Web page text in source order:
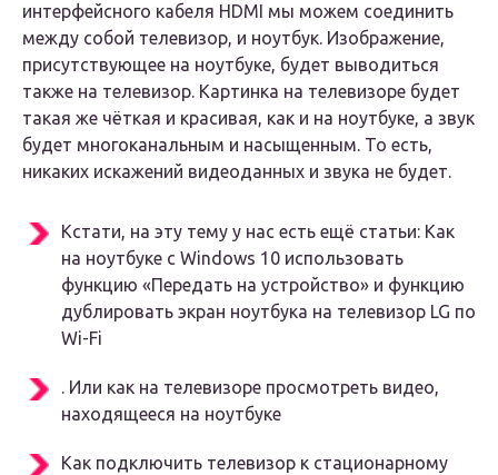
интерфейсного кабеля HDMI мы можем соединить
между собой телевизор, и ноутбук. Изображение,
присутствующее на ноутбуке, будет выводиться
также на телевизор. Картинка на телевизоре будет
такая же чёткая и красивая, как и на ноутбуке, а звук
будет многоканальным и насыщенным. То есть,
никаких искажений видеоданных и звука не будет.
Кстати, на эту тему у нас есть ещё статьи: Как
на ноутбуке с Windows 10 использовать
функцию «Передать на устройство» и функцию
дублировать экран ноутбука на телевизор LG по
Wi-Fi
. Или как на телевизоре просмотреть видео,
находящееся на ноутбуке
Как подключить телевизор к стационарному